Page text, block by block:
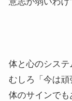
体と心のシステ
むしろ「今は
体のサインでも